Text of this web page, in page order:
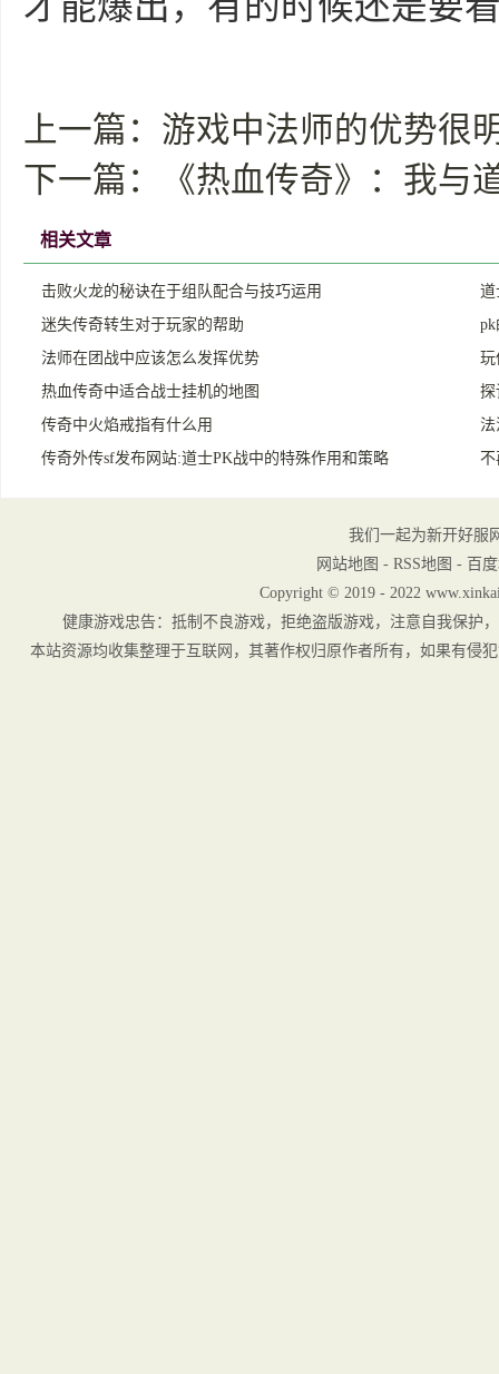
上一篇： 游戏中法师的优势很
下一篇：
《热血传奇》：我与
相关文章
击败火龙的秘诀在于组队配合与技巧运用
道
迷失传奇转生对于玩家的帮助
法师在团战中应该怎么发挥优势
玩
热血传奇中适合战士挂机的地图
探
传奇中火焰戒指有什么用
传奇外传sf发布网站:道士PK战中的特殊作用和策略
不
我们一起为新开好服
网站地图 - RSS地图 - 百
Copyright © 2019 - 2022
健康游戏忠告：抵制不良游戏，拒绝盗版游戏，注意自我保护
本站资源均收集整理于互联网，其著作权归原作者所有，如果有侵